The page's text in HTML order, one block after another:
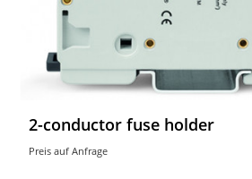
2-conductor fuse holder
Preis auf Anfrage